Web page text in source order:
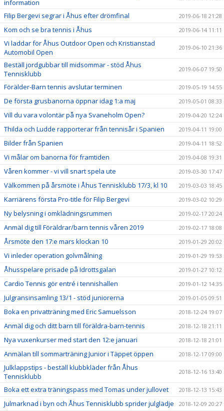
information
Filip Bergevi segrar i Åhus efter drömfinal 2019-06-18 21:28
Kom och se bra tennis i Åhus 2019-06-14 11:11
Vi laddar för Åhus Outdoor Open och Kristianstad
Automobil Open
2019-06-10 21:36
Beställ jordgubbar till midsommar - stöd Åhus
Tennisklubb
2019-06-07 19:50
Förälder-Barn tennis avslutar terminen 2019-05-19 14:55
De första grusbanorna öppnar idag 1:a maj 2019-05-01 08:33
Vill du vara volontär på nya Svaneholm Open? 2019-04-20 12:24
Thilda och Ludde rapporterar från tennisår i Spanien 2019-04-11 19:00
Bilder från Spanien 2019-04-11 18:52
Vi målar om banorna för framtiden 2019-04-08 19:31
Våren kommer - vi vill snart spela ute 2019-03-30 17:47
Välkommen på årsmöte i Åhus Tennisklubb 17/3, kl 10 2019-03-03 18:45
Karriärens första Pro-title för Filip Bergevi 2019-03-02 10:29
Ny belysning i omklädningsrummen 2019-02-17 20:24
Anmäl dig till Föräldrar/barn tennis våren 2019 2019-02-17 18:08
Årsmöte den 17:e mars klockan 10 2019-01-29 20:02
Vi inleder operation golvmålning 2019-01-29 19:53
Åhusspelare prisade på Idrottsgalan 2019-01-27 10:12
Cardio Tennis gör entré i tennishallen 2019-01-12 14:35
Julgransinsamling 13/1 - stöd juniorerna 2019-01-05 09:51
Boka en privatträning med Eric Samuelsson 2018-12-24 19:07
Anmäl dig och ditt barn till föräldra-barn-tennis 2018-12-18 21:11
Nya vuxenkurser med start den 12:e januari 2018-12-18 21:01
Anmälan till sommarträning Junior i Täppet öppen 2018-12-17 09:00
Julklappstips - beställ klubbkläder från Åhus
Tennisklubb
2018-12-16 13:40
Boka ett extra träningspass med Tomas under jullovet 2018-12-13 15:43
Julmarknad i byn och Åhus Tennisklubb sprider julglädje 2018-12-09 20:27